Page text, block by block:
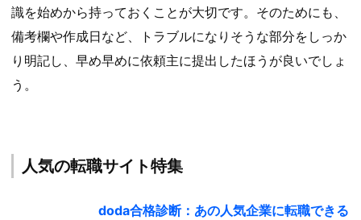
識を始めから持っておくことが大切です。そのためにも、
備考欄や作成日など、トラブルになりそうな部分をしっか
り明記し、早め早めに依頼主に提出したほうが良いでしょ
う。
人気の転職サイト特集
doda合格診断：あの人気企業に転職できる